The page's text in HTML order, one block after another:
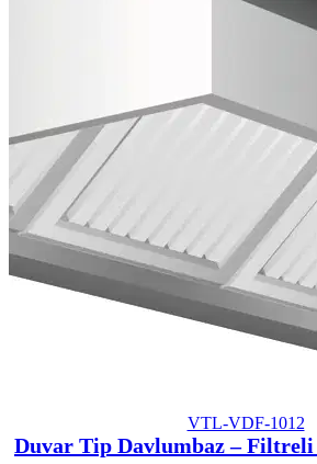
VTL-VDF-1012
Duvar Tip Davlumbaz – Filtreli